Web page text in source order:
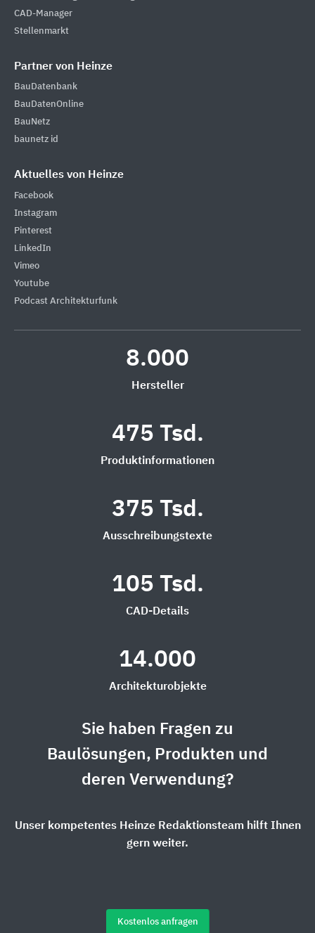
CAD-Manager
Stellenmarkt
Partner von Heinze
BauDatenbank
BauDatenOnline
BauNetz
baunetz id
Aktuelles von Heinze
Facebook
Instagram
Pinterest
LinkedIn
Vimeo
Youtube
Podcast Architekturfunk
8.000
Hersteller
475 Tsd.
Produktinformationen
375 Tsd.
Ausschreibungstexte
105 Tsd.
CAD-Details
14.000
Architekturobjekte
Sie haben Fragen zu
Baulösungen, Produkten und
deren Verwendung?
Unser kompetentes Heinze Redaktionsteam hilft Ihnen
gern weiter.
Kostenlos anfragen